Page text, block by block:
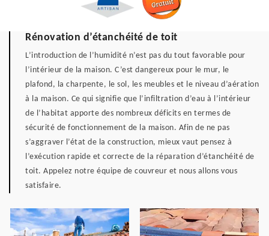
Rénovation d’étanchéité de toit
L’introduction de l’humidité n’est pas du tout favorable pour
l’intérieur de la maison. C’est dangereux pour le mur, le
plafond, la charpente, le sol, les meubles et le niveau d’aération
à la maison. Ce qui signifie que l’infiltration d’eau à l’intérieur
de l’habitat apporte des nombreux déficits en termes de
sécurité de fonctionnement de la maison. Afin de ne pas
s’aggraver l’état de la construction, mieux vaut pensez à
l’exécution rapide et correcte de la réparation d’étanchéité de
toit. Appelez notre équipe de couvreur et nous allons vous
satisfaire.